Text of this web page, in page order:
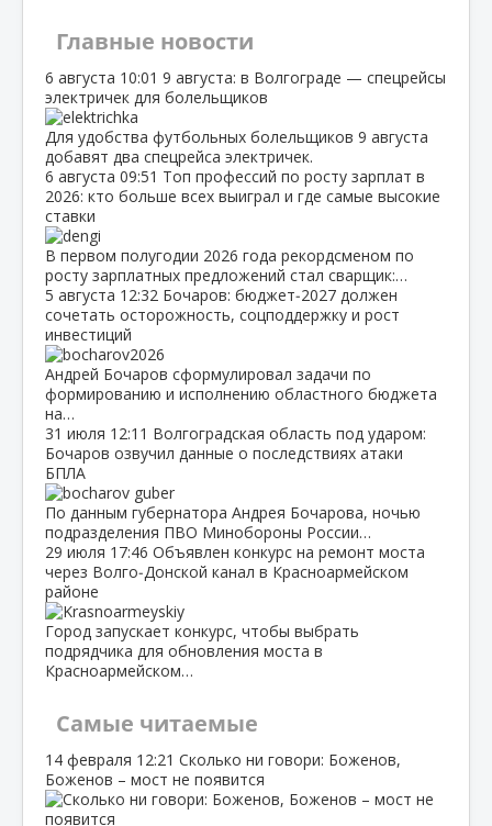
Главные новости
6 августа 10:01 9 августа: в Волгограде — спецрейсы
электричек для болельщиков
Для удобства футбольных болельщиков 9 августа
добавят два спецрейса электричек.
6 августа 09:51 Топ профессий по росту зарплат в
2026: кто больше всех выиграл и где самые высокие
ставки
В первом полугодии 2026 года рекордсменом по
росту зарплатных предложений стал сварщик:…
5 августа 12:32 Бочаров: бюджет‑2027 должен
сочетать осторожность, соцподдержку и рост
инвестиций
Андрей Бочаров сформулировал задачи по
формированию и исполнению областного бюджета
на…
31 июля 12:11 Волгоградская область под ударом:
Бочаров озвучил данные о последствиях атаки
БПЛА
По данным губернатора Андрея Бочарова, ночью
подразделения ПВО Минобороны России…
29 июля 17:46 Объявлен конкурс на ремонт моста
через Волго‑Донской канал в Красноармейском
районе
Город запускает конкурс, чтобы выбрать
подрядчика для обновления моста в
Красноармейском…
Самые читаемые
14 февраля 12:21 Сколько ни говори: Боженов,
Боженов – мост не появится